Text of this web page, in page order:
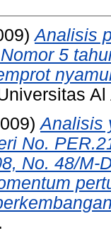
Analisis
5
Analisis
No.
No. 48/M-